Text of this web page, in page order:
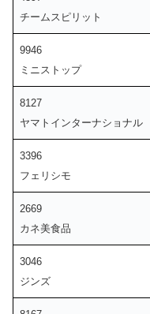
チームスピリット
9946
ミニストップ
8127
ヤマトインターナショナル
3396
フェリシモ
2669
カネ美食品
3046
ジンズ